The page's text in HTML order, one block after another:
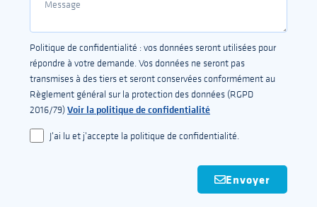
Politique de confidentialité : vos données seront utilisées pour
répondre à votre demande. Vos données ne seront pas
transmises à des tiers et seront conservées conformément au
Règlement général sur la protection des données (RGPD
2016/79)Voir la politique de confidentialité
J'ai lu et j'accepte la politique de confidentialité.
Envoyer